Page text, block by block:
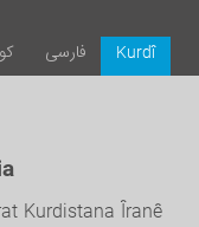
Kurdî
فارسی
Kurdistana Îranê